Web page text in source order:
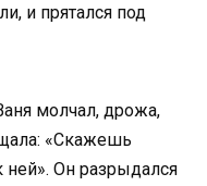
и прятался под
молчал, дрожа,
«Скажешь
Он разрыдался